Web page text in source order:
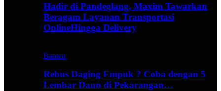
Hadir di Pandeglang, Maxim Tawarkan
Beragam Layanan Transportasi
OnlineHingga Delivery
Banten
Rebus Daging Empuk ? Coba dengan 5
Lembar Daun di Pekarangan…